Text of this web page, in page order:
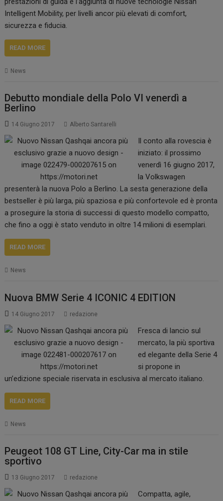
Intelligent Mobility, per livelli ancor più elevati di comfort,
sicurezza e fiducia.
READ MORE
News
Debutto mondiale della Polo VI venerdì a
Berlino
14 Giugno 2017 Alberto Santarelli
Il conto alla rovescia è
iniziato: il prossimo
venerdì 16 giugno 2017,
la Volkswagen
presenterà la nuova Polo a Berlino. La sesta generazione della
bestseller è più larga, più spaziosa e più confortevole ed è pronta
a proseguire la storia di successi di questo modello compatto,
che fino a oggi è stato venduto in oltre 14 milioni di esemplari.
READ MORE
News
Nuova BMW Serie 4 ICONIC 4 EDITION
14 Giugno 2017 redazione
Fresca di lancio sul
mercato, la più sportiva
ed elegante della Serie 4
si propone in
un’edizione speciale riservata in esclusiva al mercato italiano.
READ MORE
News
Peugeot 108 GT Line, City-Car ma in stile
sportivo
13 Giugno 2017 redazione
Compatta, agile,